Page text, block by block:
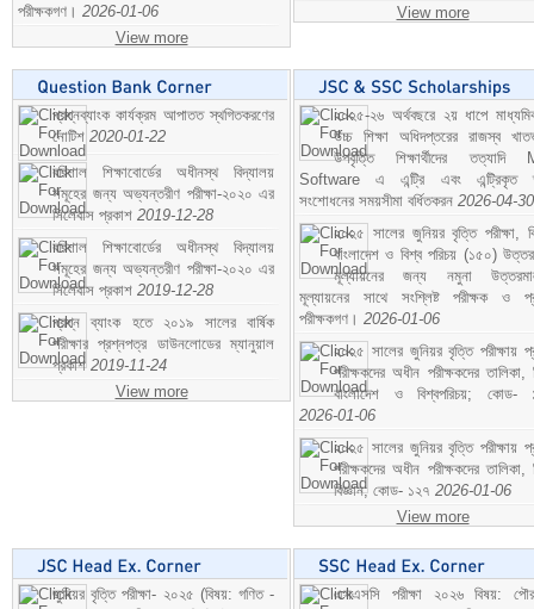
পরীক্ষকগণ। 2026-01-06
View more
View more
প্রশ্নব্যাংক কার্যক্রম আপাতত স্থগিতকরণের
নোটিশ 2020-01-22
বরিশাল শিক্ষাবোর্ডের অধীনস্থ বিদ্যালয়
সমূহের জন্য অভ্যন্তরীণ পরীক্ষা-২০২০ এর
সিলেবাস প্রকাশ 2019-12-28
বরিশাল শিক্ষাবোর্ডের অধীনস্থ বিদ্যালয়
সমূহের জন্য অভ্যন্তরীণ পরীক্ষা-২০২০ এর
সিলেবাস প্রকাশ 2019-12-28
প্রশ্ন ব্যাংক হতে ২০১৯ সালের বার্ষিক
পরীক্ষার প্রশ্নপত্র ডাউনলোডের ম্যানুয়াল
প্রকাশ 2019-11-24
View more
২০২৫-২৬ অর্থবছরে ২য় ধাপে
উচ্চ শিক্ষা অধিদপ্তরের রাজস্ব
উপবৃত্তি শিক্ষার্থীদের তত্যাদি
Software এ এন্ট্রি এবং এন্ট্রিকৃত
সংশোধনের সময়সীমা বর্ধিতকরন 2026-04-30
২০২৫ সালের জুনিয়র বৃত্তি পরীক্ষা,
বাংলাদেশ ও বিশ্ব পরিচয় (১৫০)
মূল্যায়নের জন্য নমুনা
মূল্যায়নের সাথে সংশ্লিষ্ট পরীক্ষক ও
পরীক্ষকগণ। 2026-01-06
২০২৫ সালের জুনিয়র বৃত্তি পরীক্ষায়
পরীক্ষকদের অধীন পরীক্ষকদের তালিকা,
বাংলাদেশ ও বিশ্বপরিচয়; কোড-
2026-01-06
২০২৫ সালের জুনিয়র বৃত্তি পরীক্ষায়
পরীক্ষকদের অধীন পরীক্ষকদের তালিকা,
বিজ্ঞান; কোড- ১২৭ 2026-01-06
View more
জুনিয়র বৃত্তি পরীক্ষা- ২০২৫ (বিষয়: গণিত -
এসএসসি পরীক্ষা ২০২৬ বিষয়: